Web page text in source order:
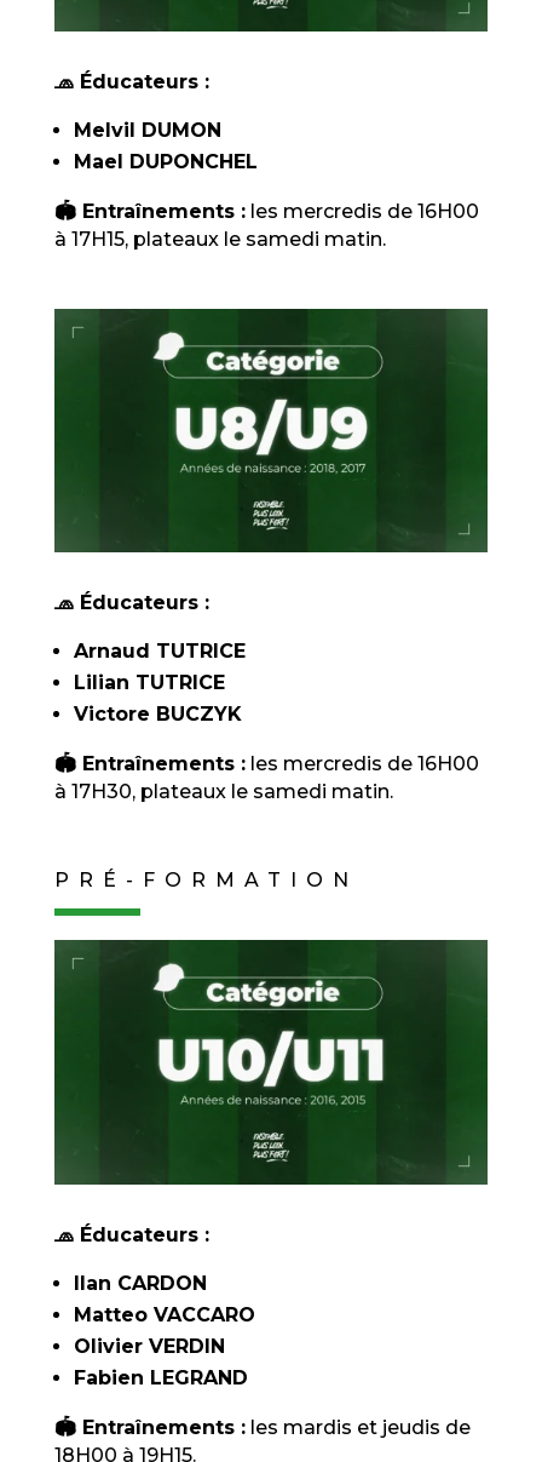
🧢 Éducateurs :
Melvil DUMON
Mael DUPONCHEL
🏟️ Entraînements :les mercredis de 16H00
à 17H15, plateaux le samedi matin.
🧢 Éducateurs :
Arnaud TUTRICE
Lilian TUTRICE
Victore BUCZYK
🏟️ Entraînements :les mercredis de 16H00
à 17H30, plateaux le samedi matin.
PRÉ-FORMATION
🧢 Éducateurs :
Ilan CARDON
Matteo VACCARO
Olivier VERDIN
Fabien LEGRAND
🏟️ Entraînements :les mardis et jeudis de
18H00 à 19H15.